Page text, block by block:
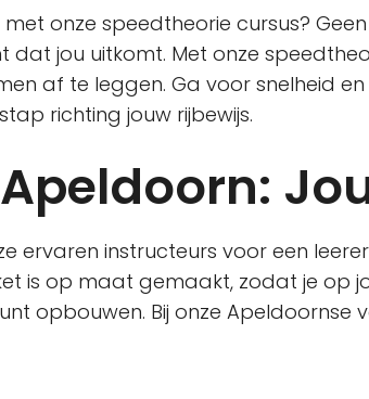
onze speedtheorie cursus?
dat jou uitkomt. Met onze
af te leggen. Ga voor snelheid
richting jouw rijbewijs.
ervaren instructeurs voor een
is op maat gemaakt, zodat je op
opbouwen. Bij onze